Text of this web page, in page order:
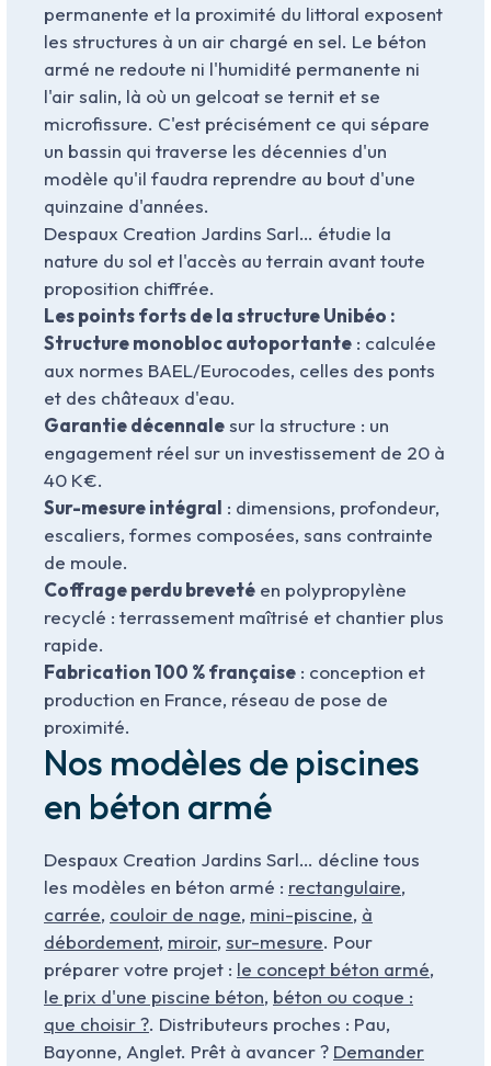
permanente et la proximité du littoral exposent
les structures à un air chargé en sel. Le béton
armé ne redoute ni l'humidité permanente ni
l'air salin, là où un gelcoat se ternit et se
microfissure. C'est précisément ce qui sépare
un bassin qui traverse les décennies d'un
modèle qu'il faudra reprendre au bout d'une
quinzaine d'années.
Despaux Creation Jardins Sarl… étudie la
nature du sol et l'accès au terrain avant toute
proposition chiffrée.
Les points forts de la structure Unibéo :
Structure monobloc autoportante : calculée
aux normes BAEL/Eurocodes, celles des ponts
et des châteaux d'eau.
Garantie décennalesur la structure : un
engagement réel sur un investissement de 20 à
40 K€.
Sur-mesure intégral : dimensions, profondeur,
escaliers, formes composées, sans contrainte
de moule.
Coffrage perdu breveté en polypropylène
recyclé : terrassement maîtrisé et chantier plus
rapide.
Fabrication 100 % française : conception et
production en France, réseau de pose de
proximité.
Nos modèles de piscines
en béton armé
Despaux Creation Jardins Sarl… décline tous
les modèles en béton armé : rectangulaire,
carrée, couloir de nage, mini-piscine, à
débordement, miroir, sur-mesure. Pour
préparer votre projet : le concept béton armé,
le prix d'une piscine béton, béton ou coque :
que choisir ?. Distributeurs proches : Pau,
Bayonne, Anglet. Prêt à avancer ? Demander